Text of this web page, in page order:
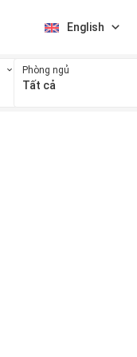
English
Phòng ngủ
Tất cả